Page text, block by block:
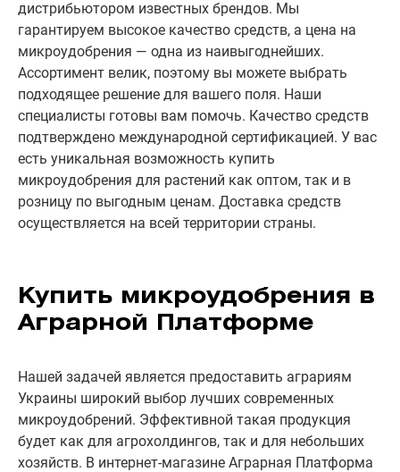
дистрибьютором известных брендов. Мы
гарантируем высокое качество средств, а цена на
микроудобрения — одна из наивыгоднейших.
Ассортимент велик, поэтому вы можете выбрать
подходящее решение для вашего поля. Наши
специалисты готовы вам помочь. Качество средств
подтверждено международной сертификацией. У вас
есть уникальная возможность купить
микроудобрения для растений как оптом, так и в
розницу по выгодным ценам. Доставка средств
осуществляется на всей территории страны.
Купить микроудобрения в
Аграрной Платформе
Нашей задачей является предоставить аграриям
Украины широкий выбор лучших современных
микроудобрений. Эффективной такая продукция
будет как для агрохолдингов, так и для небольших
хозяйств. В интернет-магазине Аграрная Платформа